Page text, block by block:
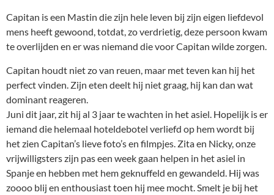
Capitan is een Mastin die zijn hele leven bij zijn eigen liefdevol
mens heeft gewoond, totdat, zo verdrietig, deze persoon kwam
te overlijden en er was niemand die voor Capitan wilde zorgen.
Capitan houdt niet zo van reuen, maar met teven kan hij het
perfect vinden. Zijn eten deelt hij niet graag, hij kan dan wat
dominant reageren.
Juni dit jaar, zit hij al 3 jaar te wachten in het asiel. Hopelijk is er
iemand die helemaal hoteldebotel verliefd op hem wordt bij
het zien Capitan’s lieve foto’s en filmpjes. Zita en Nicky, onze
vrijwilligsters zijn pas een week gaan helpen in het asiel in
Spanje en hebben met hem geknuffeld en gewandeld. Hij was
zoooo blij en enthousiast toen hij mee mocht. Smelt je bij het